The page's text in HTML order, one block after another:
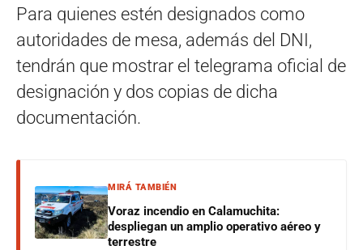
Para quienes estén designados como
autoridades de mesa, además del DNI,
tendrán que mostrar el telegrama oficial de
designación y dos copias de dicha
documentación.
MIRÁ TAMBIÉN
Voraz incendio en Calamuchita:
despliegan un amplio operativo aéreo y
terrestre